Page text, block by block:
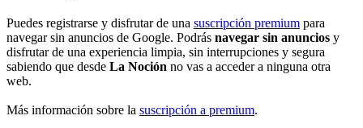
Puedes registrarse y disfrutar de una suscripción premium para
navegar sin anuncios de Google. Podrás navegar sin anuncios y
disfrutar de una experiencia limpia, sin interrupciones y segura
sabiendo que desde La Noción no vas a acceder a ninguna otra
web.
Más información sobre la suscripción a premium.